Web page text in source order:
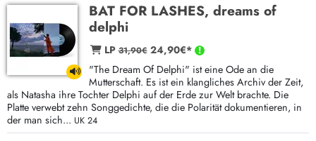
BAT FOR LASHES, dreams of
delphi
LP31,90€24,90€*
"The Dream Of Delphi" ist eine Ode an die
Mutterschaft. Es ist ein klangliches Archiv der Zeit,
als Natasha ihre Tochter Delphi auf der Erde zur Welt brachte. Die
Platte verwebt zehn Songgedichte, die die Polarität dokumentieren, in
der man sich... UK 24